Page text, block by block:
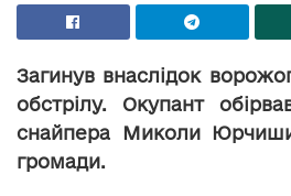
Загинув внаслідок
обстрілу. Окупант
снайпера Миколи
громади.